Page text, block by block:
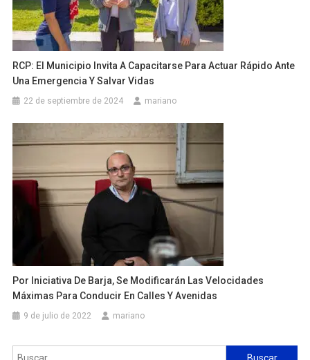
RCP: El Municipio Invita A Capacitarse Para Actuar Rápido Ante
Una Emergencia Y Salvar Vidas
22 de septiembre de 2024 mariano
Por Iniciativa De Barja, Se Modificarán Las Velocidades
Máximas Para Conducir En Calles Y Avenidas
9 de julio de 2022 mariano
Buscar: